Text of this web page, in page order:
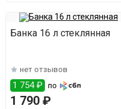
Банка 16 л стеклянная
нет отзывов
1 754 ₽ по
1 790 ₽